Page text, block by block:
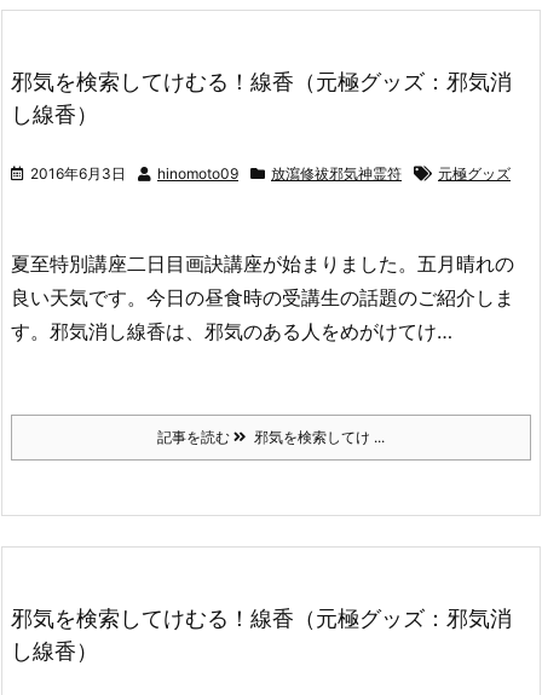
邪気を検索してけむる！線香（元極グッズ：邪気消
し線香）
2016年6月3日 hinomoto09 放瀉修祓邪気神霊符 元極グッズ
夏至特別講座二日目画訣講座が始まりました。五月晴れの
良い天気です。今日の昼食時の受講生の話題のご紹介しま
す。邪気消し線香は、邪気のある人をめがけてけ…
記事を読む 邪気を検索してけ ...
邪気を検索してけむる！線香（元極グッズ：邪気消
し線香）